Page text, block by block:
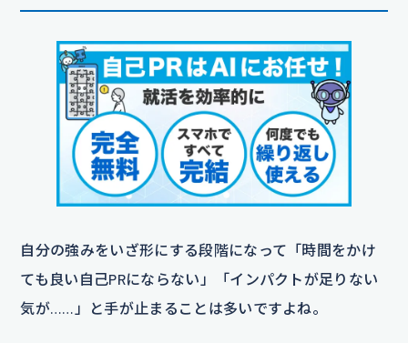
自分の強みをいざ形にする段階になって「時間をかけ
ても良い自己PRにならない」「インパクトが足りない
気が……」と手が止まることは多いですよね。